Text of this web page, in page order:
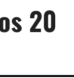
20